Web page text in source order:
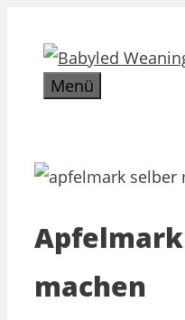
Inhalt
springenMenü
machen